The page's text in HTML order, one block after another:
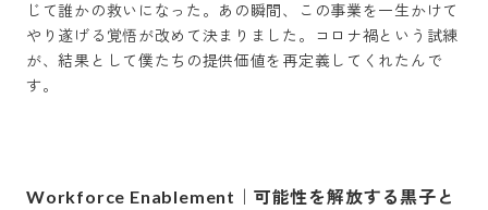
じて誰かの救いになった。あの瞬間、この事業を一生かけて
やり遂げる覚悟が改めて決まりました。コロナ禍という試練
が、結果として僕たちの提供価値を再定義してくれたんで
す。
Workforce Enablement｜可能性を解放する黒子と